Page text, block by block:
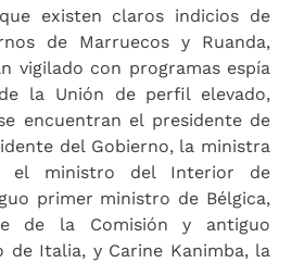
existen claros indicios de
de Marruecos y Ruanda,
vigilado con programas espía
la Unión de perfil elevado,
encuentran el presidente de
del Gobierno, la ministra
el ministro del Interior de
primer ministro de Bélgica,
de la Comisión y antiguo
de Italia, y Carine Kanimba, la